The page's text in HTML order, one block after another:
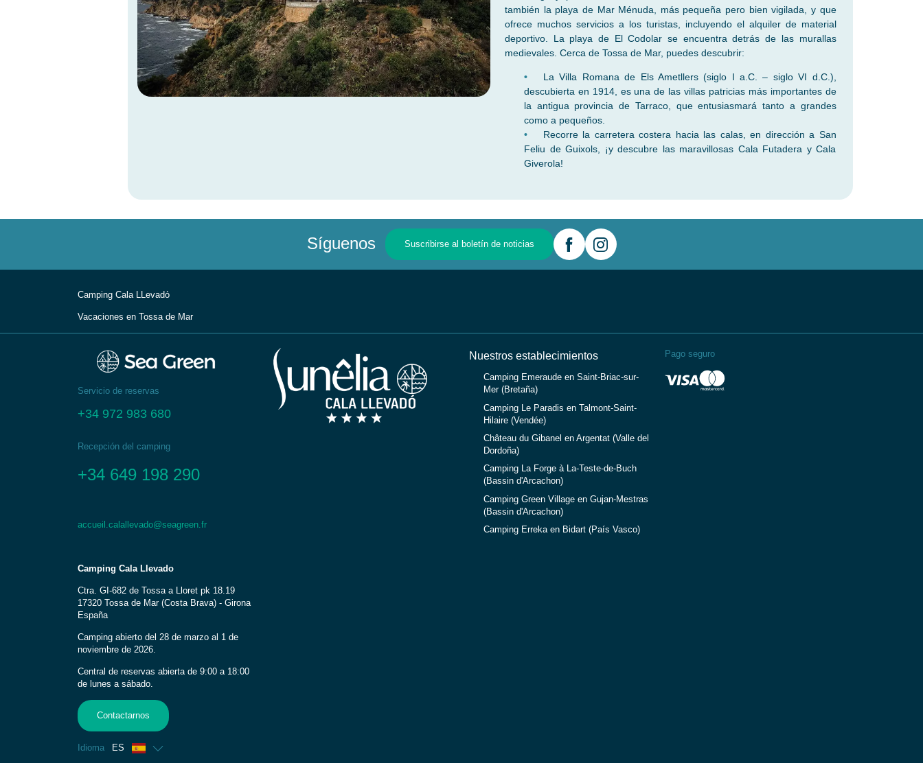
también la playa de Mar Ménuda, más pequeña pero bien vigilada, y que
ofrece muchos servicios a los turistas, incluyendo el alquiler de material
deportivo. La playa de El Codolar se encuentra detrás de las murallas
medievales. Cerca de Tossa de Mar, puedes descubrir:
La Villa Romana de Els Ametllers (siglo I a.C. – siglo VI d.C.),
descubierta en 1914, es una de las villas patricias más importantes de
la antigua provincia de Tarraco, que entusiasmará tanto a grandes
como a pequeños.
Recorre la carretera costera hacia las calas, en dirección a San
Feliu de Guixols, ¡y descubre las maravillosas Cala Futadera y Cala
Giverola!
Síguenos Suscribirse al boletín de noticias
Camping Cala LLevadо́
Vacaciones en Tossa de Mar
Servicio de reservas
+34 972 983 680
Recepción del camping
+34 649 198 290
accueil.calallevado@seagreen.fr
Camping Cala Llevado
Ctra. GI-682 de Tossa a Lloret pk 18.19
17320 Tossa de Mar (Costa Brava) - Girona
España
Camping abierto del 28 de marzo al 1 de
noviembre de 2026.
Central de reservas abierta de 9:00 a 18:00
de lunes a sábado.
Contactarnos
Idioma ES
Nuestros establecimientos
Camping Emeraude en Saint-Briac-sur-
Mer (Bretaña)
Camping Le Paradis en Talmont-Saint-
Hilaire (Vendée)
Château du Gibanel en Argentat (Valle del
Dordoña)
Camping La Forge à La-Teste-de-Buch
(Bassin d'Arcachon)
Camping Green Village en Gujan-Mestras
(Bassin d'Arcachon)
Camping Erreka en Bidart (País Vasco)
Pago seguro